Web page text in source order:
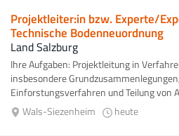
Projektleiter:in bzw. Experte/
Technische Bodenneuordnung
Land Salzburg
Ihre Aufgaben: Projektleitung in
insbesondere
Einforstungsverfahren und Teilung von
fachlicher Gesamtverantwortung...
Wals-Siezenheim heute